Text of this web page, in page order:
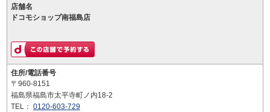
店舗名
ドコモショップ南福島店
住所/電話番号
〒960-8151
福島県福島市太平寺町ノ内18-2
TEL： 0120-603-729